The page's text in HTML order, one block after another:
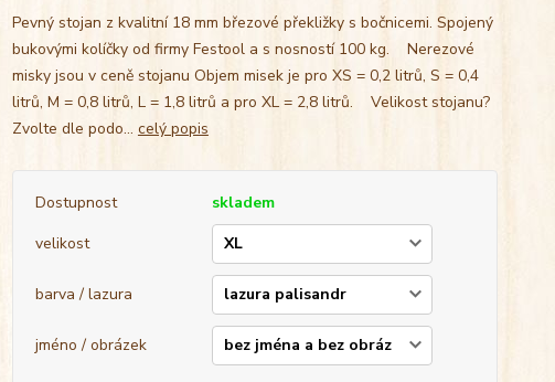
Pevný stojan z kvalitní 18 mm březové překližky s bočnicemi. Spojený
bukovými kolíčky od firmy Festool a s nosností 100 kg. Nerezové
misky jsou v ceně stojanu Objem misek je pro XS = 0,2 litrů, S = 0,4
litrů, M = 0,8 litrů, L = 1,8 litrů a pro XL = 2,8 litrů. Velikost stojanu?
Zvolte dle podo... celý popis
Dostupnost
skladem
velikost
barva / lazura
jméno / obrázek